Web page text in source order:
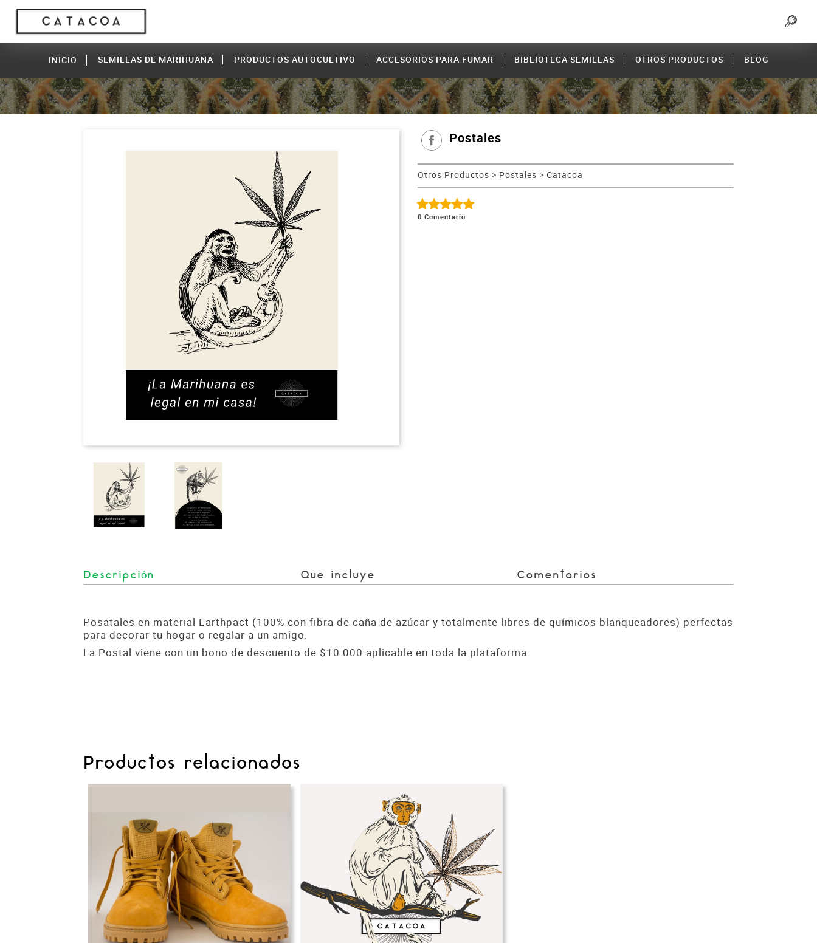
INICIO SEMILLAS DE MARIHUANA PRODUCTOS AUTOCULTIVO ACCESORIOS PARA FUMAR BIBLIOTECA SEMILLAS OTROS PRODUCTOS BLOG
Postales
Otros Productos > Postales > Catacoa
0 Comentario
Descripción Que incluye Comentarios
Posatales en material Earthpact (100% con fibra de caña de azúcar y totalmente libres de químicos blanqueadores) perfectas
para decorar tu hogar o regalar a un amigo.
La Postal viene con un bono de descuento de $10.000 aplicable en toda la plataforma.
Productos relacionados